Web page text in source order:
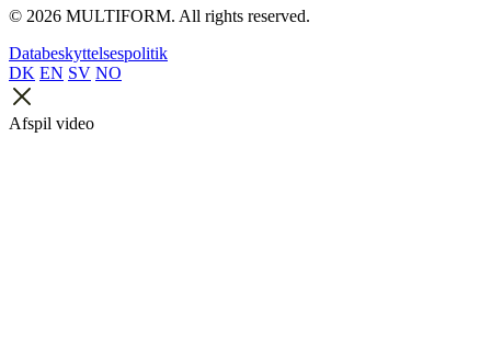
© 2026 MULTIFORM. All rights reserved.
Databeskyttelsespolitik
DK EN SV NO
Afspil video